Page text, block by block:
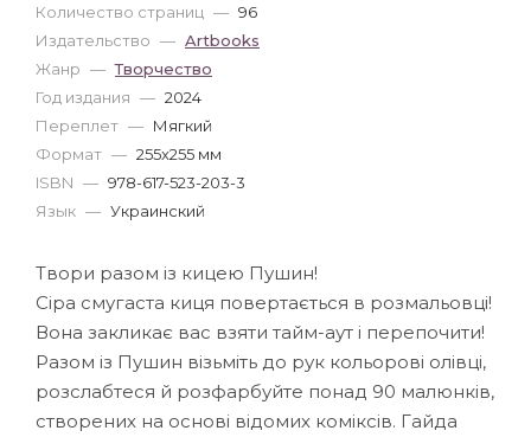
Количество страниц — 96
Издательство — Artbooks
Жанр — Творчество
Год издания — 2024
Переплет — Мягкий
Формат — 255x255 мм
ISBN — 978-617-523-203-3
Язык — Украинский
Твори разом із кицею Пушин!
Сіра смугаста киця повертається в розмальовці!
Вона закликає вас взяти тайм-аут і перепочити!
Разом із Пушин візьміть до рук кольорові олівці,
розслабтеся й розфарбуйте понад 90 малюнків,
створених на основі відомих коміксів. Гайда